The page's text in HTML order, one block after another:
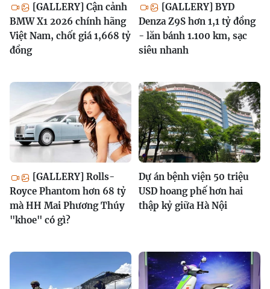
[GALLERY] Cận cảnh
BMW X1 2026 chính hãng
Việt Nam, chốt giá 1,668 tỷ
đồng
[GALLERY] BYD
Denza Z9S hơn 1,1 tỷ đồng
- lăn bánh 1.100 km, sạc
siêu nhanh
[GALLERY] Rolls-
Royce Phantom hơn 68 tỷ
mà HH Mai Phương Thúy
"khoe" có gì?
Dự án bệnh viện 50 triệu
USD hoang phế hơn hai
thập kỷ giữa Hà Nội